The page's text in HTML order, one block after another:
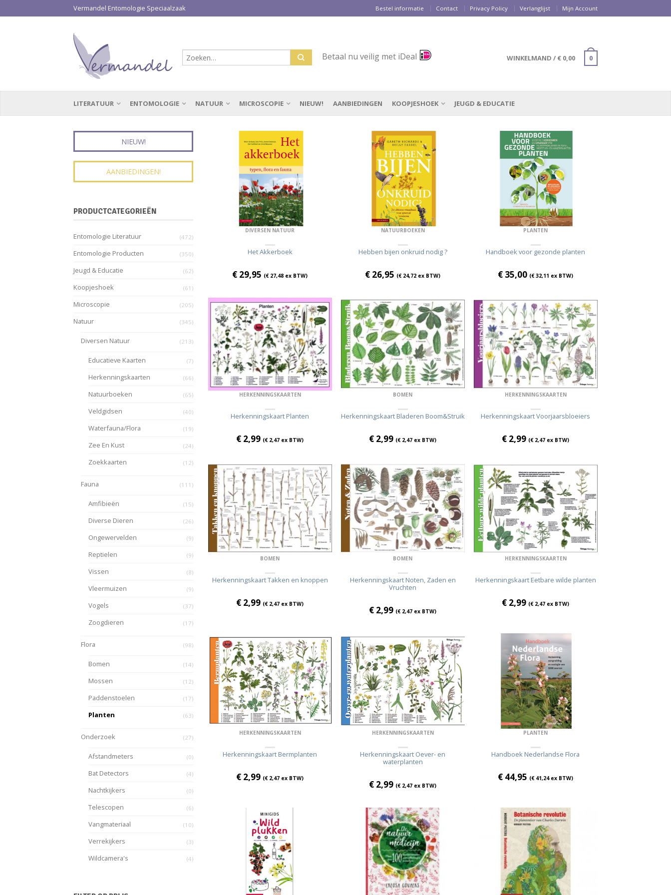
Vermandel Entomologie Speciaalzaak Bestel informatie Contact Privacy Policy Verlanglijst Mijn Account
Betaal nu veilig met iDeal WINKELMAND / € 0,00 0
LITERATUUR ENTOMOLOGIE NATUUR MICROSCOPIE NIEUW! AANBIEDINGEN KOOPJESHOEK JEUGD & EDUCATIE
DIVERSEN NATUUR
Het Akkerboek
€ 29,95 (€27,48 ex BTW)
NATUURBOEKEN
Hebben bijen onkruid nodig ?
€ 26,95 (€24,72 ex BTW)
PLANTEN
Handboek voor gezonde planten
€ 35,00 (€32,11 ex BTW)
HERKENNINGSKAARTEN
Herkenningskaart Planten
€ 2,99 (€2,47 ex BTW)
BOMEN
Herkenningskaart Bladeren Boom&Struik
€ 2,99 (€2,47 ex BTW)
HERKENNINGSKAARTEN
Herkenningskaart Voorjaarsbloeiers
€ 2,99 (€2,47 ex BTW)
BOMEN
Herkenningskaart Takken en knoppen
€ 2,99 (€2,47 ex BTW)
BOMEN
Herkenningskaart Noten, Zaden en
Vruchten
€ 2,99 (€2,47 ex BTW)
HERKENNINGSKAARTEN
Herkenningskaart Eetbare wilde planten
€ 2,99 (€2,47 ex BTW)
HERKENNINGSKAARTEN
Herkenningskaart Bermplanten
€ 2,99 (€2,47 ex BTW)
HERKENNINGSKAARTEN
Herkenningskaart Oever- en
waterplanten
€ 2,99 (€2,47 ex BTW)
PLANTEN
Handboek Nederlandse Flora
€ 44,95 (€41,24ex BTW)
NIEUW!
AANBIEDINGEN!
PRODUCTCATEGORIEËN
Entomologie Literatuur (472)
Entomologie Producten (350)
Jeugd & Educatie (62)
Koopjeshoek (61)
Microscopie (205)
Natuur (345)
Diversen Natuur (213)
Educatieve Kaarten (7)
Herkenningskaarten (66)
Natuurboeken (65)
Veldgidsen (40)
Waterfauna/Flora (19)
Zee En Kust (24)
Zoekkaarten (12)
Fauna (111)
Amfibieën (15)
Diverse Dieren (26)
Ongewervelden (9)
Reptielen (9)
Vissen (8)
Vleermuizen (9)
Vogels (37)
Zoogdieren (17)
Flora (98)
Bomen (14)
Mossen (12)
Paddenstoelen (17)
Planten (63)
Onderzoek (27)
Afstandmeters (0)
Bat Detectors (4)
Nachtkijkers (0)
Telescopen (6)
Vangmateriaal (10)
Verrekijkers (3)
Wildcamera's (4)